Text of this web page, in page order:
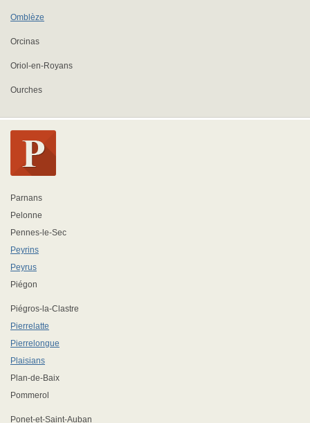
Omblèze
Orcinas
Oriol-en-Royans
Ourches
Parnans
Pelonne
Pennes-le-Sec
Peyrins
Peyrus
Piégon
Piégros-la-Clastre
Pierrelatte
Pierrelongue
Plaisians
Plan-de-Baix
Pommerol
Ponet-et-Saint-Auban